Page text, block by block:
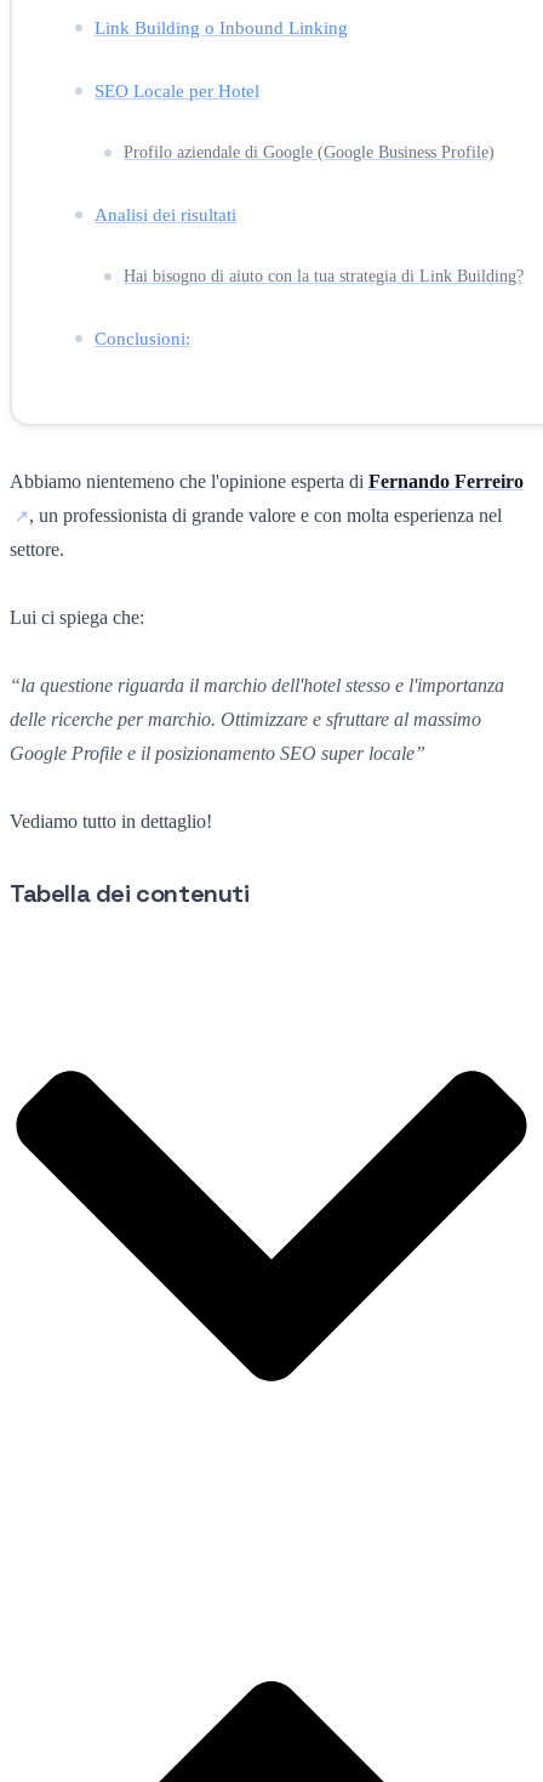
Link Building o Inbound Linking
SEO Locale per Hotel
Profilo aziendale di Google (Google Business Profile)
Analisi dei risultati
Hai bisogno di aiuto con la tua strategia di Link Building?
Conclusioni:
Abbiamo nientemeno che l'opinione esperta di Fernando Ferreiro
, un professionista di grande valore e con molta esperienza nel
settore.
Lui ci spiega che:
“la questione riguarda il marchio dell'hotel stesso e l'importanza
delle ricerche per marchio. Ottimizzare e sfruttare al massimo
Google Profile e il posizionamento SEO super locale”
Vediamo tutto in dettaglio!
Tabella dei contenuti